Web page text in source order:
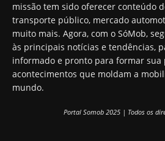
missão tem sido oferecer conteúdo
transporte público, mercado
muito mais. Agora, com o SóMob,
às principais notícias e tendências,
informado e pronto para formar sua
acontecimentos que moldam a
mundo.
Portal Somob 2025 | Todos os